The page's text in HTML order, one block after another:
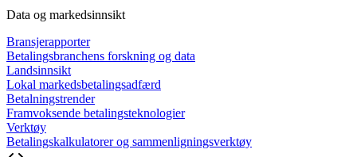
Data og markedsinnsikt
Bransjerapporter
Betalingsbranchens forskning og data
Landsinnsikt
Lokal markedsbetalingsadfærd
Betalningstrender
Framvoksende betalingsteknologier
Verktøy
Betalingskalkulatorer og sammenligningsverktøy